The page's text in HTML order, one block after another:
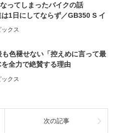
ってしまったバイクの話
は1日にしてならず／GB350 S イ
ー 前編】
ックス
色褪せない「控えめに言って最
全力で絶賛する理由
ックス
次の記事